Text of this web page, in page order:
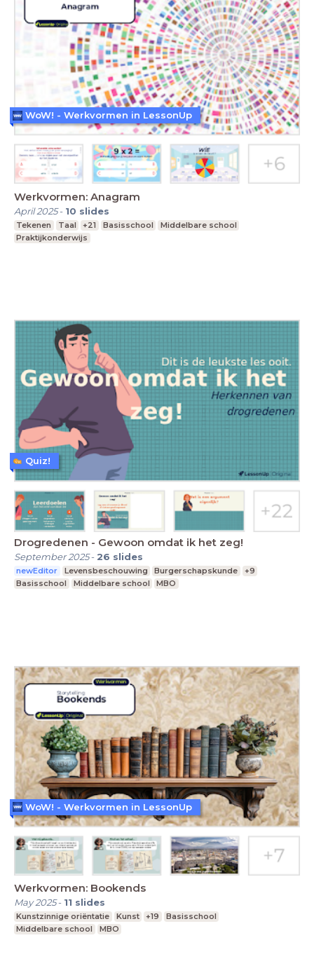
Werkvormen: Anagram
April 2025- 10 slides
Tekenen Taal +21 Basisschool
Middelbare school
Praktijkonderwijs
WoW! - Werkvormen in LessonUp
Drogredenen - Gewoon omdat ik het zeg!
September 2025- 26 slides
newEditor Levensbeschouwing Burgerschapskunde
+9
Basisschool
Middelbare school MBO
Quiz!
Werkvormen: Bookends
May 2025- 11 slides
Kunstzinnige oriëntatie Kunst +19
Basisschool
Middelbare school
MBO
WoW! - Werkvormen in LessonUp